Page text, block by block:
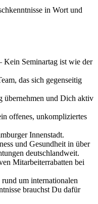
in Wort und
Kein Seminartag ist wie der
das sich gegenseitig
übernehmen und Dich aktiv
offenes, unkompliziertes
Innenstadt.
und Gesundheit in über
deutschlandweit.
Mitarbeiterrabatten bei
um internationalen
brauchst Du dafür